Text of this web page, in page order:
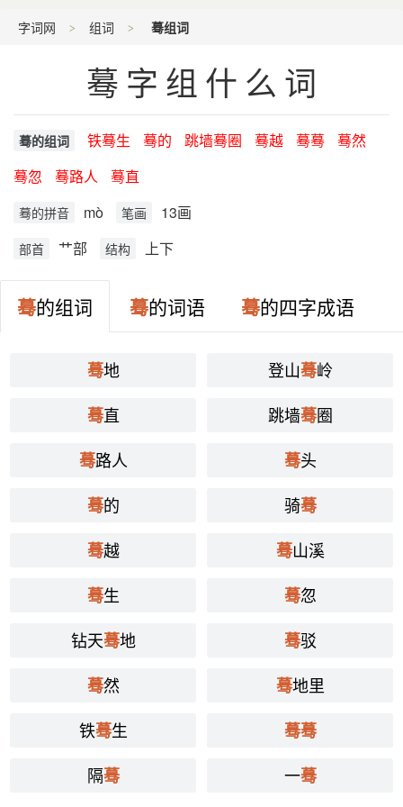
字词网 组词 蓦组词
蓦字组什么词
蓦的组词 铁蓦生 蓦的 跳墙蓦圈 蓦越 蓦蓦
蓦然
蓦忽
蓦路人 蓦直
蓦的拼音 mò 笔画 13画
部首 艹部 结构 上下
蓦的组词 蓦的词语 蓦的四字成语
蓦地 登山蓦岭
蓦直 跳墙蓦圈
蓦路人 蓦头
蓦的 骑蓦
蓦越 蓦山溪
蓦生 蓦忽
钻天蓦地 蓦驳
蓦然 蓦地里
铁蓦生 蓦蓦
隔蓦 一蓦